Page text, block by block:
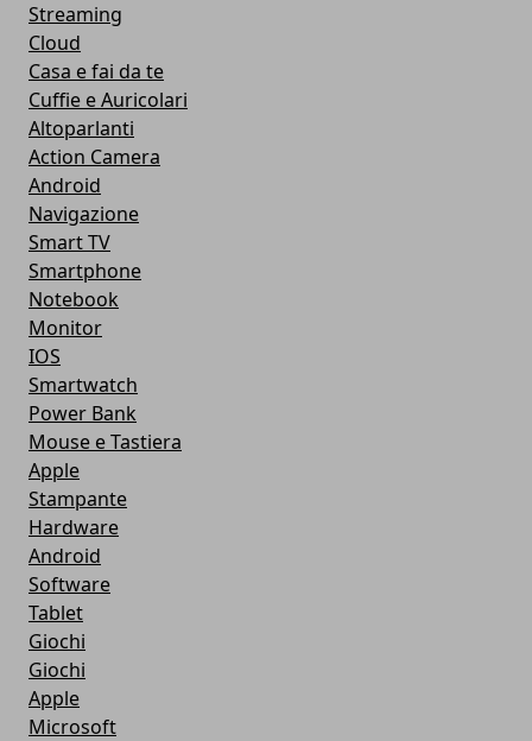
Streaming
Cloud
Casa e fai da te
Cuffie e Auricolari
Altoparlanti
Action Camera
Android
Navigazione
Smart TV
Smartphone
Notebook
Monitor
IOS
Smartwatch
Power Bank
Mouse e Tastiera
Apple
Stampante
Hardware
Android
Software
Tablet
Giochi
Giochi
Apple
Microsoft